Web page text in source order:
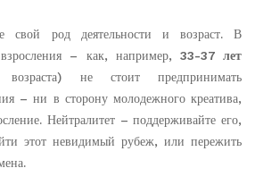
свой род деятельности и возраст. В
– как, например, 33-37 лет
возраста) не стоит предпринимать
– ни в сторону молодежного креатива,
Нейтралитет – поддерживайте его,
этот невидимый рубеж, или пережить